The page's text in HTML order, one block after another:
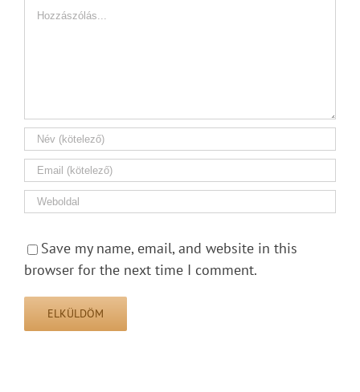
Hozzászólás
Save my name, email, and website in this
browser for the next time I comment.